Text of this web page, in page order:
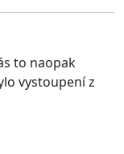
to naopak
vystoupení z